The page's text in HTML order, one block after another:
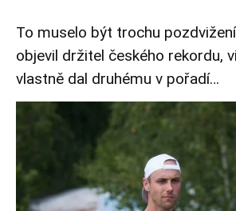
To muselo být trochu
objevil držitel českého rekordu,
vlastně dal druhému v pořadí…